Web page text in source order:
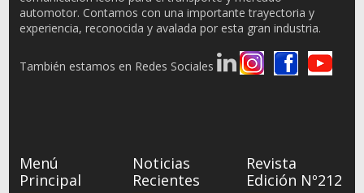
automotor. Contamos con una importante trayectoria y
experiencia, reconocida y avalada por esta gran industria.
También estamos en Redes Sociales
Menú
Principal
Noticias
Recientes
Revista
Edición Nº212